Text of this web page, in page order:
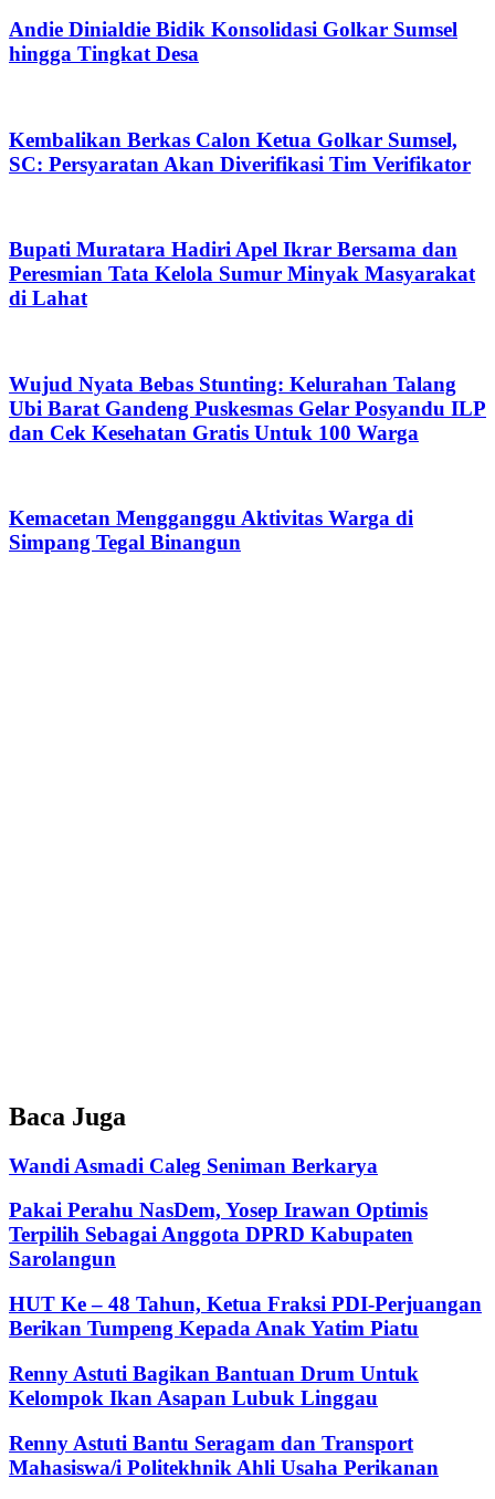
Andie Dinialdie Bidik Konsolidasi Golkar Sumsel
hingga Tingkat Desa
Kembalikan Berkas Calon Ketua Golkar Sumsel,
SC: Persyaratan Akan Diverifikasi Tim Verifikator
Bupati Muratara Hadiri Apel Ikrar Bersama dan
Peresmian Tata Kelola Sumur Minyak Masyarakat
di Lahat
Wujud Nyata Bebas Stunting: Kelurahan Talang
Ubi Barat Gandeng Puskesmas Gelar Posyandu ILP
dan Cek Kesehatan Gratis Untuk 100 Warga
Kemacetan Mengganggu Aktivitas Warga di
Simpang Tegal Binangun
Baca Juga
Wandi Asmadi Caleg Seniman Berkarya
Pakai Perahu NasDem, Yosep Irawan Optimis
Terpilih Sebagai Anggota DPRD Kabupaten
Sarolangun
HUT Ke – 48 Tahun, Ketua Fraksi PDI-Perjuangan
Berikan Tumpeng Kepada Anak Yatim Piatu
Renny Astuti Bagikan Bantuan Drum Untuk
Kelompok Ikan Asapan Lubuk Linggau
Renny Astuti Bantu Seragam dan Transport
Mahasiswa/i Politekhnik Ahli Usaha Perikanan